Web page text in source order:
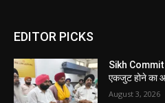
EDITOR PICKS
Sikh
एकजुट होने का
August 3, 2026